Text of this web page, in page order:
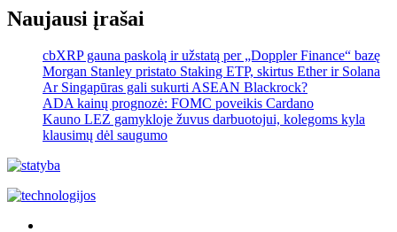
Naujausi įrašai
cbXRP gauna paskolą ir užstatą per „Doppler Finance“ bazę
Morgan Stanley pristato Staking ETP, skirtus Ether ir Solana
Ar Singapūras gali sukurti ASEAN Blackrock?
ADA kainų prognozė: FOMC poveikis Cardano
Kauno LEZ gamykloje žuvus darbuotojui, kolegoms kyla
klausimų dėl saugumo